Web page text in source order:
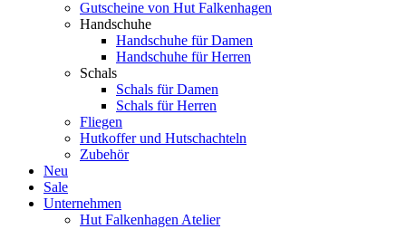
Gutscheine von Hut Falkenhagen
Handschuhe
Handschuhe für Damen
Handschuhe für Herren
Schals
Schals für Damen
Schals für Herren
Fliegen
Hutkoffer und Hutschachteln
Zubehör
Neu
Sale
Unternehmen
Hut Falkenhagen Atelier